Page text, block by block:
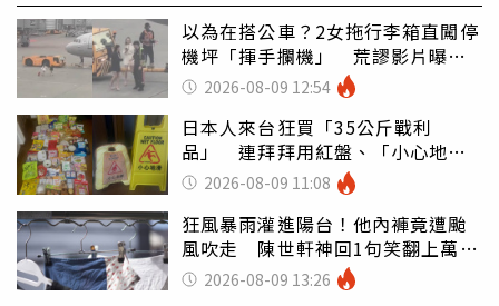
以為在搭公車？2女拖行李箱直闖停
機坪「揮手攔機」 荒謬影片曝網
傻眼2026-08-09 12:54
日本人來台狂買「35公斤戰利
品」 連拜拜用紅盤、「小心地
滑」告示牌也帶回家
2026-08-09 11:08
狂風暴雨灌進陽台！他內褲竟遭颱
風吹走 陳世軒神回1句笑翻上萬網
友 2026-08-09 13:26